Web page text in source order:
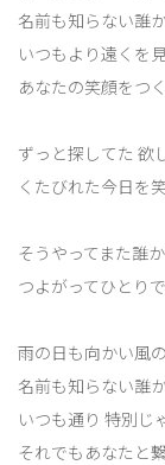
名前も知らない誰
いつもより遠くを
あなたの笑顔をつ
ずっと探してた 欲
くたびれた今日を
そうやってまた誰
つよがってひとり
雨の日も向かい風
名前も知らない誰
いつも通り 特別
それでもあなたと